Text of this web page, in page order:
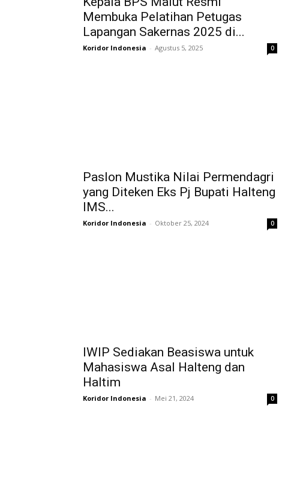
Membuka Pelatihan Petugas
Lapangan Sakernas 2025 di...
Koridor Indonesia - Agustus 5, 2025 0
Paslon Mustika Nilai Permendagri
yang Diteken Eks Pj Bupati Halteng
IMS...
Koridor Indonesia - Oktober 25, 2024 0
IWIP Sediakan Beasiswa untuk
Mahasiswa Asal Halteng dan
Haltim
Koridor Indonesia - Mei 21, 2024 0